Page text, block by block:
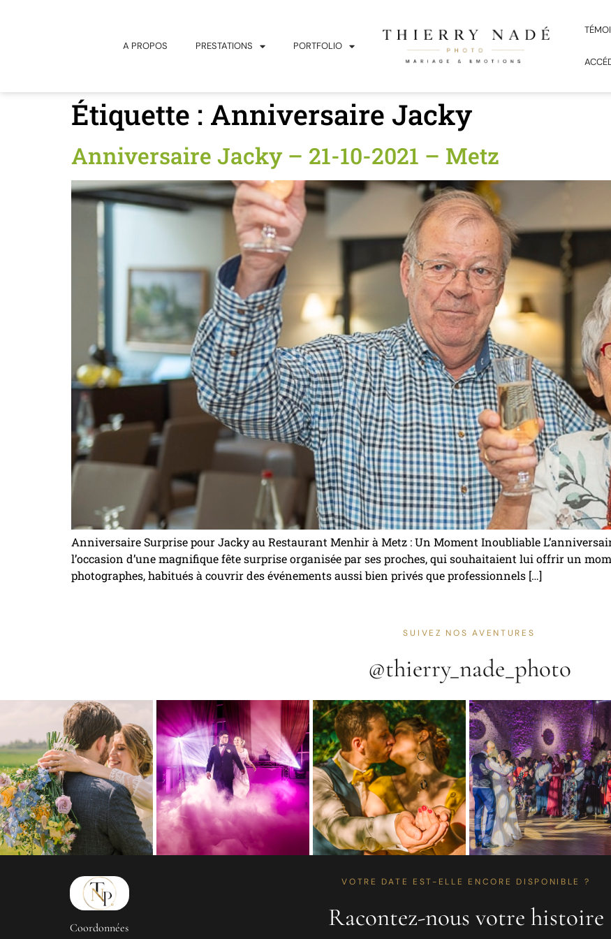
A PROPOS PRESTATIONS PORTFOLIO
Étiquette : Anniversaire Jacky
Anniversaire Jacky – 21-10-2021 – Metz
Anniversaire Surprise pour Jacky au Restaurant Menhir à Metz : Un Moment Inoubliable
l’occasion d’une magnifique fête surprise organisée par ses proches, qui souhaitaient lui offrir un
photographes, habitués à couvrir des événements aussi bien privés que professionnels […]
SUIVEZ NOS AVENTURES
@thierry_nade_photo
Coordonnées
VOTRE DATE EST-ELLE ENCORE DISPONIBLE ?
Racontez-nous votre histoire